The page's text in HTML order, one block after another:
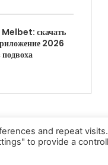
Melbet: скачать
2026
подвоха
and repeat
to provide a